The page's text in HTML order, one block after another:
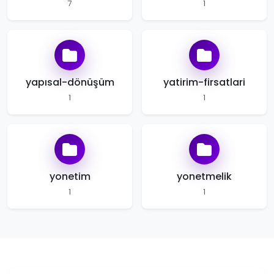
7 1
yapısal-dönüşüm
1
yatirim-firsatlari
1
yonetim
1
yonetmelik
1